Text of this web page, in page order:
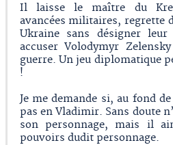
Il laisse le maître du
avancées militaires, regrette
Ukraine sans désigner
accuser Volodymyr
guerre. Un jeu diplomatique
!
Je me demande si, au fond
pas en Vladimir. Sans doute
son personnage, mais il
pouvoirs dudit personnage.